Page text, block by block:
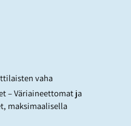
vaha
– Väriaineettomat ja
maksimaalisella